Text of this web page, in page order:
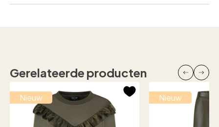
Gerelateerde producten
Nieuw Nieuw